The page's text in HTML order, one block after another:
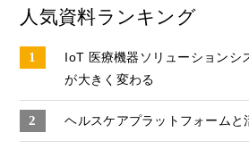
人気資料ランキング
IoT 医療機器ソリューションシ
が大きく変わる
ヘルスケアプラットフォームと